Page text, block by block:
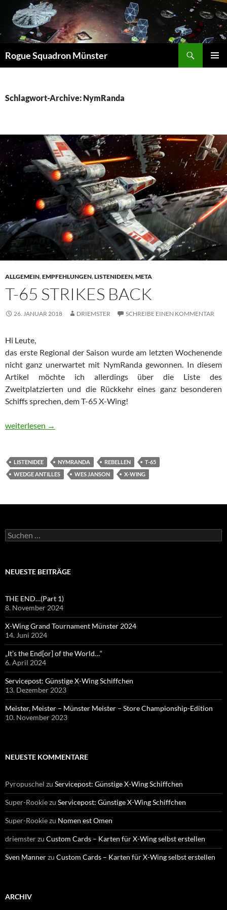
Rogue Squadron Münster
Schlagwort-Archive: NymRanda
ALLGEMEIN,EMPFEHLUNGEN,LISTENIDEEN,META
T-65 STRIKES BACK
26. JANUAR 2018 DRIEMSTER SCHREIBE EINEN KOMMENTAR
Hi Leute,
das erste Regional der Saison wurde am letzten Wochenende
nicht ganz unerwartet mit NymRanda gewonnen. In diesem
Artikel möchte ich allerdings über die Liste des
Zweitplatzierten und die Rückkehr eines ganz besonderen
Schiffs sprechen, dem T-65 X-Wing!
T-65 Strikes Back
weiterlesen →
LISTENIDEE NYMRANDA REBELLEN
T-65
WEDGE ANTILLES
WES JANSON X-WING
Suchen
nach:
NEUESTE BEITRÄGE
THE END…(Part 1)
8. November 2024
X-Wing Grand Tournament Münster 2024
14. Juni 2024
„It’s the End[or] of the World…“
6. April 2024
Servicepost: Günstige X-Wing Schiffchen
13. Dezember 2023
Meister, Meister – Münster Meister – Store Championship-Edition
10. November 2023
NEUESTE KOMMENTARE
Pyropuschel zu Servicepost: Günstige X-Wing Schiffchen
Super-Rookiezu Servicepost: Günstige X-Wing Schiffchen
Super-Rookiezu Nomen est Omen
driemsterzu Custom Cards – Karten für X-Wing selbst erstellen
Sven Mannerzu Custom Cards – Karten für X-Wing selbst erstellen
ARCHIV